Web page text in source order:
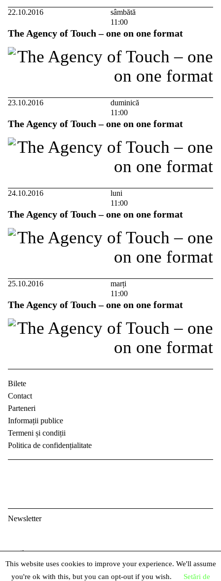
22.10.2016
sâmbătă
11:00
The Agency of Touch – one on one format
23.10.2016
duminică
11:00
The Agency of Touch – one on one format
24.10.2016
luni
11:00
The Agency of Touch – one on one format
25.10.2016
marți
11:00
The Agency of Touch – one on one format
Bilete
Contact
Parteneri
Informații publice
Termeni și condiții
Politica de confidențialitate
Newsletter
E
m
P
This website uses cookies to improve your experience. We'll assume
you're ok with this, but you can opt-out if you wish.
Setări de